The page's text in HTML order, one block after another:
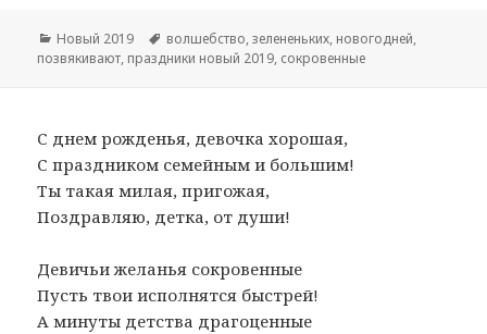
Рубрики
Новый 2019 Метки
волшебство,зелененьких, новогодней,
позвякивают, праздники новый 2019, сокровенные
С днем рожденья, девочка хорошая,
С праздником семейным и большим!
Ты такая милая, пригожая,
Поздравляю, детка, от души!
Девичьи желанья сокровенные
Пусть твои исполнятся быстрей!
А минуты детства драгоценные